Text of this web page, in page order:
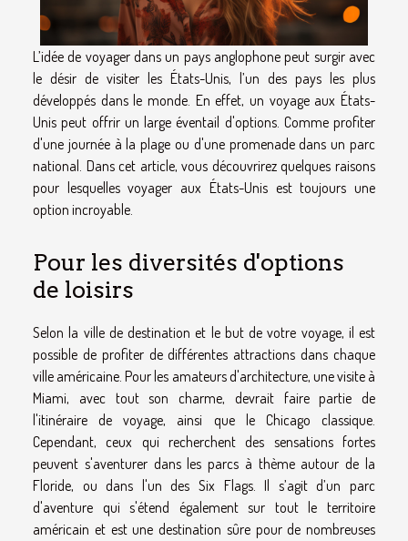
L’idée de voyager dans un pays anglophone peut surgir avec
le désir de visiter les États-Unis, l’un des pays les plus
développés dans le monde. En effet, un voyage aux États-
Unis peut offrir un large éventail d'options. Comme profiter
d'une journée à la plage ou d'une promenade dans un parc
national. Dans cet article, vous découvrirez quelques raisons
pour lesquelles voyager aux États-Unis est toujours une
option incroyable.
Pour les diversités d'options
de loisirs
Selon la ville de destination et le but de votre voyage, il est
possible de profiter de différentes attractions dans chaque
ville américaine. Pour les amateurs d'architecture, une visite à
Miami, avec tout son charme, devrait faire partie de
l'itinéraire de voyage, ainsi que le Chicago classique.
Cependant, ceux qui recherchent des sensations fortes
peuvent s'aventurer dans les parcs à thème autour de la
Floride, ou dans l'un des Six Flags. Il s’agit d’un parc
d'aventure qui s'étend également sur tout le territoire
américain et est une destination sûre pour de nombreuses